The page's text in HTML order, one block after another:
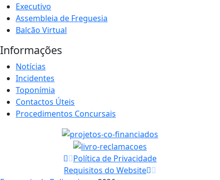
Executivo
Assembleia de Freguesia
Balcão Virtual
Informações
Notícias
Incidentes
Toponímia
Contactos Úteis
Procedimentos Concursais
Política de Privacidade
Requisitos do Website